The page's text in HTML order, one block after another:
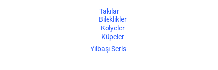
Takılar
Bileklikler
Kolyeler
Küpeler
Yılbaşı Serisi